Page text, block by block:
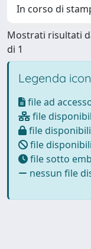
In corso di
Mostrati risultati
di 1
Legenda
file ad
file
file
file
file sotto
nessun file